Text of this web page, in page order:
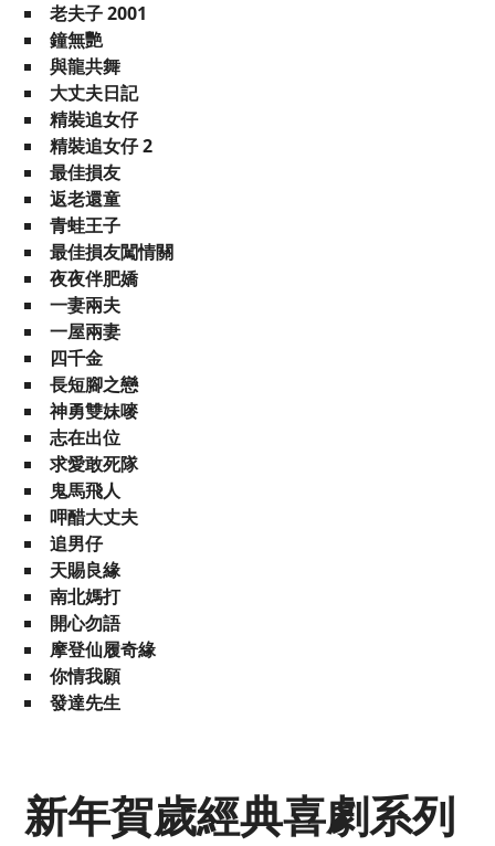
老夫子 2001
鐘無艷
與龍共舞
大丈夫日記
精裝追女仔
精裝追女仔 2
最佳損友
返老還童
青蛙王子
最佳損友闖情關
夜夜伴肥嬌
一妻兩夫
一屋兩妻
四千金
長短腳之戀
神勇雙妹嘜
志在出位
求愛敢死隊
鬼馬飛人
呷醋大丈夫
追男仔
天賜良緣
南北媽打
開心勿語
摩登仙履奇緣
你情我願
發達先生
新年賀歲經典喜劇系列